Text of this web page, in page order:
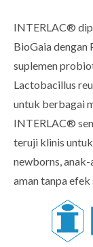
INTERLAC®
BioGaia dengan
suplemen
Lactobacillus
untuk berbagai
INTERLAC®
teruji klinis
newborns,
aman tanpa efek